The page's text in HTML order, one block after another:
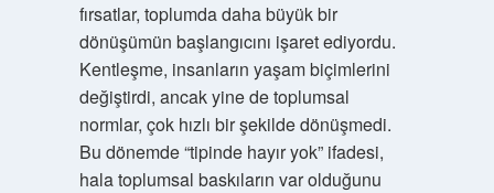
fırsatlar, toplumda daha büyük bir
dönüşümün başlangıcını işaret ediyordu.
Kentleşme, insanların yaşam biçimlerini
değiştirdi, ancak yine de toplumsal
normlar, çok hızlı bir şekilde dönüşmedi.
Bu dönemde “tipinde hayır yok” ifadesi,
hala toplumsal baskıların var olduğunu